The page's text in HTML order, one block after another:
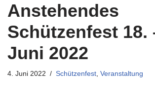
Anstehendes
Schützenfest 18.
Juni 2022
4. Juni 2022 Schützenfest, Veranstaltung